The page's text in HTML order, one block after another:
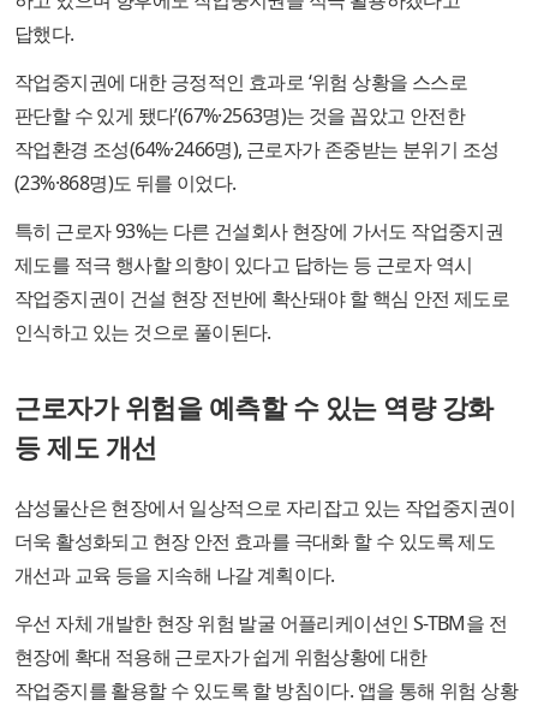
답했다.
작업중지권에 대한 긍정적인 효과로 ‘위험 상황을 스스로
판단할 수 있게 됐다’(67%·2563명)는 것을 꼽았고 안전한
작업환경 조성(64%·2466명), 근로자가 존중받는 분위기 조성
(23%·868명)도 뒤를 이었다.
특히 근로자 93%는 다른 건설회사 현장에 가서도 작업중지권
제도를 적극 행사할 의향이 있다고 답하는 등 근로자 역시
작업중지권이 건설 현장 전반에 확산돼야 할 핵심 안전 제도로
인식하고 있는 것으로 풀이된다.
근로자가 위험을 예측할 수 있는 역량 강화
등 제도 개선
삼성물산은 현장에서 일상적으로 자리잡고 있는 작업중지권이
더욱 활성화되고 현장 안전 효과를 극대화 할 수 있도록 제도
개선과 교육 등을 지속해 나갈 계획이다.
우선 자체 개발한 현장 위험 발굴 어플리케이션인 S-TBM을 전
현장에 확대 적용해 근로자가 쉽게 위험상황에 대한
작업중지를 활용할 수 있도록 할 방침이다. 앱을 통해 위험 상황